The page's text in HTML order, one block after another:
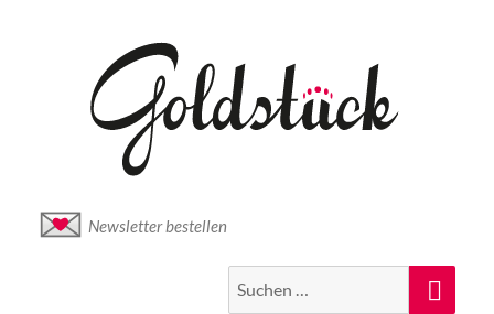
Newsletter bestellen
nach: